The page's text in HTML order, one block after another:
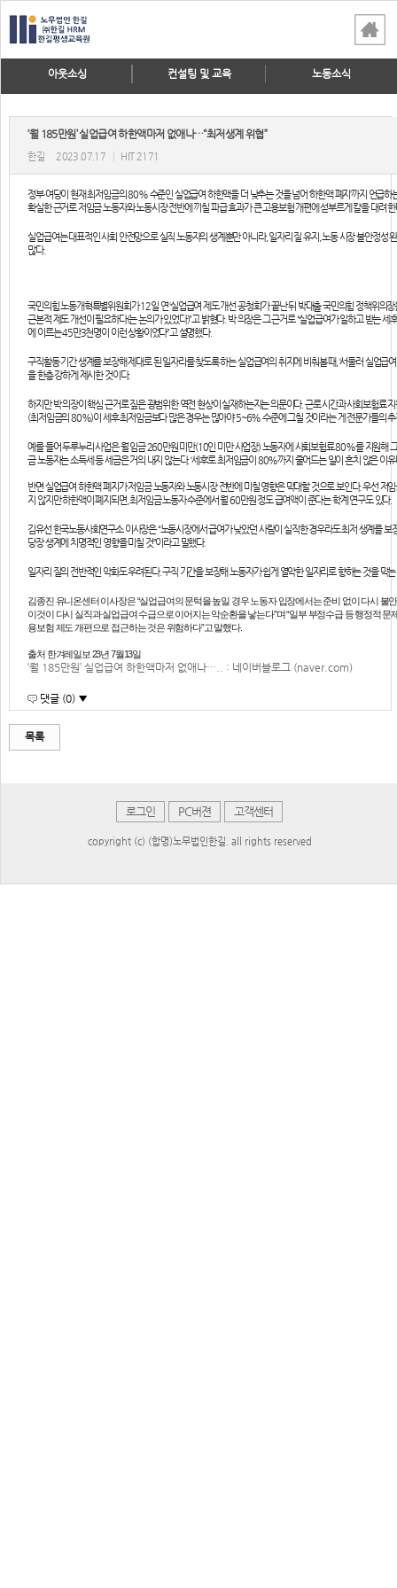
아웃소싱 컨설팅 및 교육 노동소식
‘월 185만원’ 실업급여 하한액마저 없애나…“최저생계 위협”
한길 2023.07.17 HIT 2171
정부·여당이 현재 최저임금의 80% 수준인 실업급여 하한액을 더 낮추는 것을 넘어 ‘하한액 폐지’까지 언급
확실한 근거로 저임금 노동자와 노동시장 전반에 끼칠 파급 효과가 큰 고용보험 개편에 섣부르게 칼을 대려
실업급여는 대표적인 사회 안전망으로 실직 노동자의 생계뿐만 아니라, 일자리 질 유지, 노동 시장 불안정성
많다.
국민의힘 노동개혁특별위원회가 12일 연 ‘실업급여 제도 개선 공청회’가 끝난 뒤 박대출 국민의힘 정책위의
근본적 제도 개선이 필요하다(는 논의가 있었다)”고 밝혔다. 박 의장은 그 근거로 “실업급여가 일하고 받는
에 이르는 45만3천명이 이런 상황이었다”고 설명했다.
구직활동 기간 생계를 보장해 제대로 된 일자리를 찾도록 하는 실업급여의 취지에 비춰볼 때, ‘서둘러 실업급
을 한층 강하게 제시한 것이다.
하지만 박 의장이 핵심 근거로 짚은 광범위한 역전 현상이 실재하는지는 의문이다. 근로 시간과 사회보험료
(최저임금의 80%)이 세후 최저임금보다 많은 경우는 많아야 5~6% 수준에 그칠 것이라는 게 전문가들의 추
예를 들어 두루누리 사업은 월 임금 260만원 미만(10인 미만 사업장) 노동자에 사회보험료 80%를 지원해
금 노동자는 소득세 등 세금은 거의 내지 않는다. ‘세후’로 최저임금이 80%까지 줄어드는 일이 흔치 않은 이유
반면 실업급여 하한액 폐지가 저임금 노동자와 노동시장 전반에 미칠 영향은 막대할 것으로 보인다. 우선 저
지 않지만 하한액이 폐지되면, 최저임금 노동자 수준에서 월 60만원 정도 급여액이 준다는 학계 연구도 있다.
김유선 한국노동사회연구소 이사장은 “노동시장에서 급여가 낮았던 사람이 실직한 경우라도 최저 생계를
당장 생계에 치명적인 영향을 미칠 것”이라고 말했다.
일자리 질의 전반적인 악화도 우려된다. 구직 기간을 보장해 노동자가 쉽게 열악한 일자리로 향하는 것을 막
김종진 유니온센터 이사장은 “실업급여의 문턱을 높일 경우 노동자 입장에서는 준비 없이 다시 불
이것이 다시 실직과 실업급여 수급으로 이어지는 악순환을 낳는다”며 “일부 부정수급 등 행정적
용보험 제도 개편으로 접근하는 것은 위험하다”고 말했다.
출처 한겨레일보 23년 7월13일
‘월 185만원’ 실업급여 하한액마저 없애나….. : 네이버블로그 (naver.com)
댓글 (0) ▼
목록
로그인 PC버젼 고객센터
copyright (c) (합명)노무법인한길. all rights reserved